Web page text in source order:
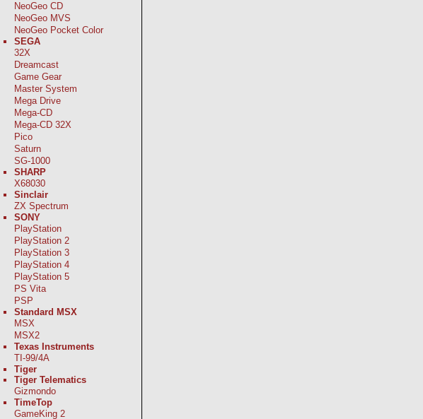
NeoGeo CD
NeoGeo MVS
NeoGeo Pocket Color
SEGA
32X
Dreamcast
Game Gear
Master System
Mega Drive
Mega-CD
Mega-CD 32X
Pico
Saturn
SG-1000
SHARP
X68030
Sinclair
ZX Spectrum
SONY
PlayStation
PlayStation 2
PlayStation 3
PlayStation 4
PlayStation 5
PS Vita
PSP
Standard MSX
MSX
MSX2
Texas Instruments
TI-99/4A
Tiger
Tiger Telematics
Gizmondo
TimeTop
GameKing 2